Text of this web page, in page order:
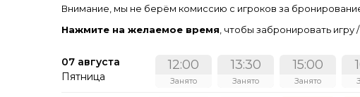
Внимание, мы не берём комиссию с игроков за
Нажмите на желаемое время , чтобы забронировать игру
07 августа
Пятница
12:00
Занято
13:30
Занято
15:00
Занято